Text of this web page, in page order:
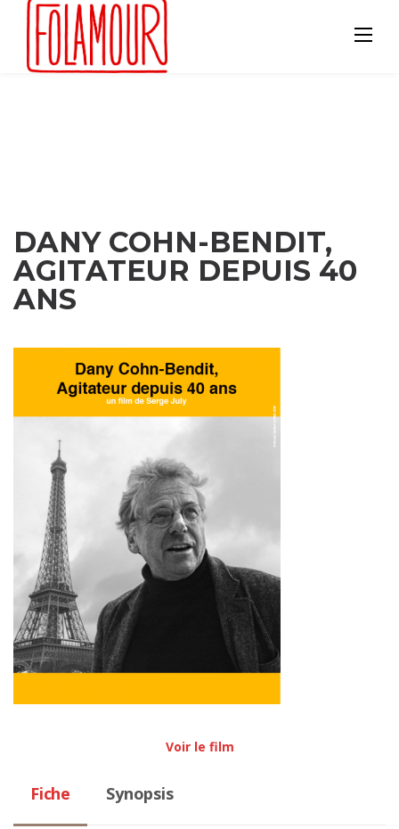
content
DANY COHN-BENDIT,
AGITATEUR DEPUIS 40
ANS
Voir le film
Fiche Synopsis